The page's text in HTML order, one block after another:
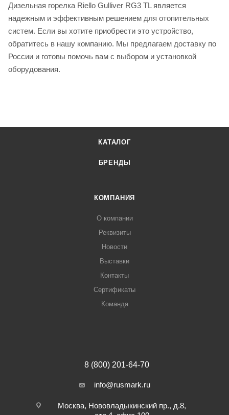
Дизельная горелка Riello Gulliver RG3 TL является
надежным и эффективным решением для отопительных
систем. Если вы хотите приобрести это устройство,
обратитесь в нашу компанию. Мы предлагаем доставку по
России и готовы помочь вам с выбором и установкой
оборудования.
КАТАЛОГ
БРЕНДЫ
КОМПАНИЯ
О компании
Реквизиты
Новости
Выставки
Контакты
Сертификаты
Команда
8 (800) 201-64-70
info@rusmark.ru
Москва, Нововладыкинский пр., д.8,